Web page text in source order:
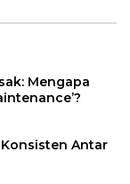
Mengapa
Konsisten Antar